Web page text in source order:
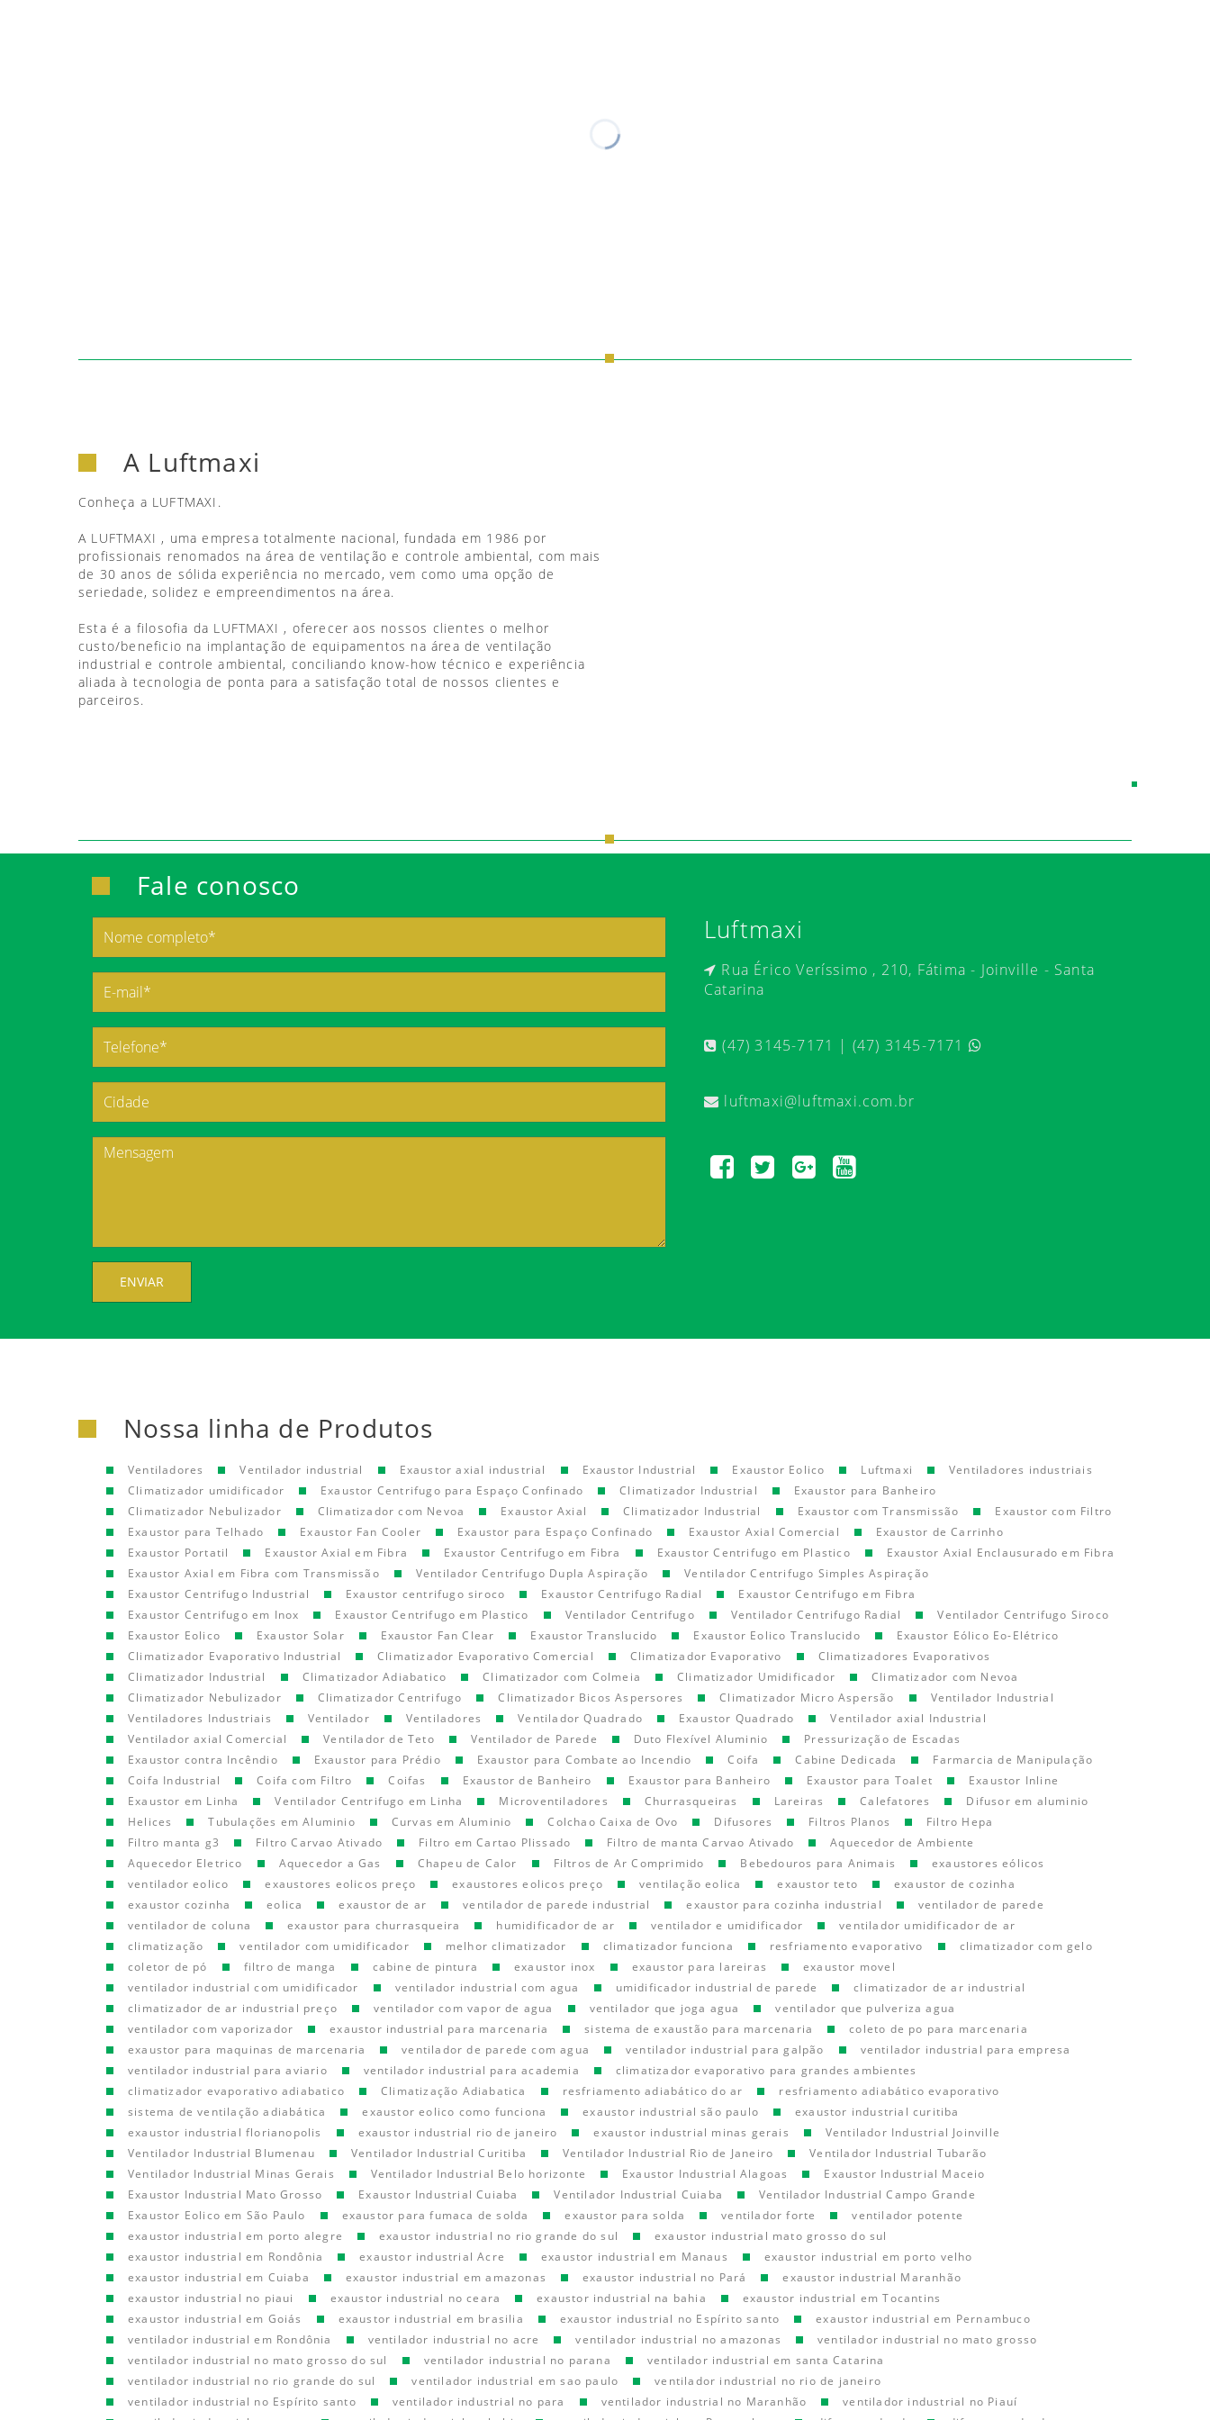
A Luftmaxi
Conheça a LUFTMAXI.
A LUFTMAXI , uma empresa totalmente nacional, fundada em 1986 por
profissionais renomados na área de ventilação e controle ambiental, com mais
de 30 anos de sólida experiência no mercado, vem como uma opção de
seriedade, solidez e empreendimentos na área.
Esta é a filosofia da LUFTMAXI , oferecer aos nossos clientes o melhor
custo/beneficio na implantação de equipamentos na área de ventilação
industrial e controle ambiental, conciliando know-how técnico e experiência
aliada à tecnologia de ponta para a satisfação total de nossos clientes e
parceiros.
Fale conosco
ENVIAR
Luftmaxi
Rua Érico Veríssimo , 210, Fátima - Joinville - Santa
Catarina
(47) 3145-7171 | (47) 3145-7171
luftmaxi@luftmaxi.com.br
Nossa linha de Produtos
Ventiladores Ventilador industrial Exaustor axial industrial Exaustor Industrial Exaustor Eolico Luftmaxi
Ventiladores industriais
Climatizador umidificador
Exaustor Centrifugo para Espaço Confinado Climatizador Industrial
Exaustor para Banheiro
Climatizador Nebulizador
Climatizador com Nevoa Exaustor Axial Climatizador Industrial Exaustor com Transmissão
Exaustor com Filtro
Exaustor para Telhado
Exaustor Fan Cooler Exaustor para Espaço Confinado Exaustor Axial Comercial
Exaustor de Carrinho
Exaustor Portatil
Exaustor Axial em Fibra Exaustor Centrifugo em Fibra Exaustor Centrifugo em Plastico
Exaustor Axial Enclausurado em Fibra
Exaustor Axial em Fibra com Transmissão
Ventilador Centrifugo Dupla Aspiração
Ventilador Centrifugo Simples Aspiração
Exaustor Centrifugo Industrial
Exaustor centrifugo siroco Exaustor Centrifugo Radial
Exaustor Centrifugo em Fibra
Exaustor Centrifugo em Inox
Exaustor Centrifugo em Plastico Ventilador Centrifugo Ventilador Centrifugo Radial
Ventilador Centrifugo Siroco
Exaustor Eolico
Exaustor Solar Exaustor Fan Clear Exaustor Translucido Exaustor Eolico Translucido
Exaustor Eólico Eo-Elétrico
Climatizador Evaporativo Industrial
Climatizador Evaporativo Comercial Climatizador Evaporativo
Climatizadores Evaporativos
Climatizador Industrial
Climatizador Adiabatico Climatizador com Colmeia Climatizador Umidificador
Climatizador com Nevoa
Climatizador Nebulizador
Climatizador Centrifugo Climatizador Bicos Aspersores Climatizador Micro Aspersão
Ventilador Industrial
Ventiladores Industriais
Ventilador Ventiladores Ventilador Quadrado Exaustor Quadrado
Ventilador axial Industrial
Ventilador axial Comercial
Ventilador de Teto Ventilador de Parede Duto Flexível Aluminio
Pressurização de Escadas
Exaustor contra Incêndio
Exaustor para Prédio Exaustor para Combate ao Incendio Coifa Cabine Dedicada
Farmarcia de Manipulação
Coifa Industrial
Coifa com Filtro Coifas Exaustor de Banheiro Exaustor para Banheiro Exaustor para Toalet
Exaustor Inline
Exaustor em Linha
Ventilador Centrifugo em Linha Microventiladores Churrasqueiras Lareiras Calefatores
Difusor em aluminio
Helices
Tubulações em Aluminio Curvas em Aluminio Colchao Caixa de Ovo Difusores Filtros Planos
Filtro Hepa
Filtro manta g3
Filtro Carvao Ativado Filtro em Cartao Plissado Filtro de manta Carvao Ativado
Aquecedor de Ambiente
Aquecedor Eletrico
Aquecedor a Gas Chapeu de Calor Filtros de Ar Comprimido Bebedouros para Animais
exaustores eólicos
ventilador eolico
exaustores eolicos preço exaustores eolicos preço ventilação eolica exaustor teto
exaustor de cozinha
exaustor cozinha
eolica exaustor de ar ventilador de parede industrial exaustor para cozinha industrial
ventilador de parede
ventilador de coluna
exaustor para churrasqueira humidificador de ar ventilador e umidificador
ventilador umidificador de ar
climatização
ventilador com umidificador melhor climatizador climatizador funciona resfriamento evaporativo
climatizador com gelo
coletor de pó
filtro de manga cabine de pintura exaustor inox exaustor para lareiras
exaustor movel
ventilador industrial com umidificador
ventilador industrial com agua umidificador industrial de parede
climatizador de ar industrial
climatizador de ar industrial preço
ventilador com vapor de agua ventilador que joga agua
ventilador que pulveriza agua
ventilador com vaporizador
exaustor industrial para marcenaria sistema de exaustão para marcenaria
coleto de po para marcenaria
exaustor para maquinas de marcenaria
ventilador de parede com agua ventilador industrial para galpão
ventilador industrial para empresa
ventilador industrial para aviario
ventilador industrial para academia
climatizador evaporativo para grandes ambientes
climatizador evaporativo adiabatico
Climatização Adiabatica resfriamento adiabático do ar
resfriamento adiabático evaporativo
sistema de ventilação adiabática
exaustor eolico como funciona exaustor industrial são paulo
exaustor industrial curitiba
exaustor industrial florianopolis
exaustor industrial rio de janeiro exaustor industrial minas gerais
Ventilador Industrial Joinville
Ventilador Industrial Blumenau
Ventilador Industrial Curitiba Ventilador Industrial Rio de Janeiro
Ventilador Industrial Tubarão
Ventilador Industrial Minas Gerais
Ventilador Industrial Belo horizonte Exaustor Industrial Alagoas
Exaustor Industrial Maceio
Exaustor Industrial Mato Grosso
Exaustor Industrial Cuiaba Ventilador Industrial Cuiaba
Ventilador Industrial Campo Grande
Exaustor Eolico em São Paulo
exaustor para fumaca de solda exaustor para solda ventilador forte
ventilador potente
exaustor industrial em porto alegre
exaustor industrial no rio grande do sul
exaustor industrial mato grosso do sul
exaustor industrial em Rondônia
exaustor industrial Acre exaustor industrial em Manaus
exaustor industrial em porto velho
exaustor industrial em Cuiaba
exaustor industrial em amazonas exaustor industrial no Pará
exaustor industrial Maranhão
exaustor industrial no piaui
exaustor industrial no ceara exaustor industrial na bahia
exaustor industrial em Tocantins
exaustor industrial em Goiás
exaustor industrial em brasilia exaustor industrial no Espírito santo
exaustor industrial em Pernambuco
ventilador industrial em Rondônia
ventilador industrial no acre ventilador industrial no amazonas
ventilador industrial no mato grosso
ventilador industrial no mato grosso do sul
ventilador industrial no parana
ventilador industrial em santa Catarina
ventilador industrial no rio grande do sul
ventilador industrial em sao paulo
ventilador industrial no rio de janeiro
ventilador industrial no Espírito santo
ventilador industrial no para ventilador industrial no Maranhão
ventilador industrial no Piauí